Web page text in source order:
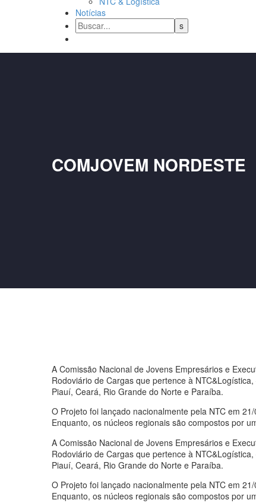
Notícias
COMJOVEM NORDESTE
A Comissão Nacional de Jovens Empresários e
Rodoviário de Cargas que pertence à
Piauí, Ceará, Rio Grande do Norte e Paraíba.
O Projeto foi lançado nacionalmente pela NTC em
Enquanto, os núcleos regionais são compostos por
A Comissão Nacional de Jovens Empresários e
Rodoviário de Cargas que pertence à
Piauí, Ceará, Rio Grande do Norte e Paraíba.
O Projeto foi lançado nacionalmente pela NTC em
Enquanto, os núcleos regionais são compostos por